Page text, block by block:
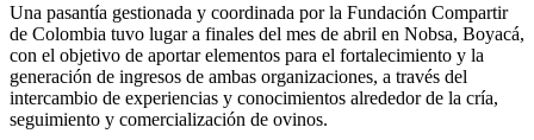
Una pasantía gestionada y coordinada por la Fundación Compartir
de Colombia tuvo lugar a finales del mes de abril en Nobsa, Boyacá,
con el objetivo de aportar elementos para el fortalecimiento y la
generación de ingresos de ambas organizaciones, a través del
intercambio de experiencias y conocimientos alrededor de la cría,
seguimiento y comercialización de ovinos.